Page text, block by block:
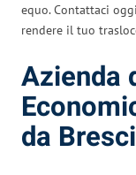
equo. Contattaci
rendere il tuo
Azienda
da